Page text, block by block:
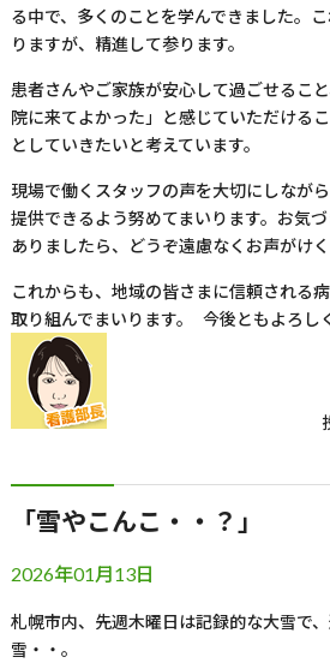
る中で、多くのことを学んできました。
りますが、精進して参ります。
患者さんやご家族が安心して過ごせるこ
院に来てよかった」と感じていただける
としていきたいと考えています。
現場で働くスタッフの声を大切にしなが
提供できるよう努めてまいります。お気
ありましたら、どうぞ遠慮なくお声がけく
これからも、地域の皆さまに信頼される
取り組んでまいります。 今後ともよろし
「雪やこんこ・・？」
2026年01月13日
札幌市内、先週木曜日は記録的な大雪で
雪・・。